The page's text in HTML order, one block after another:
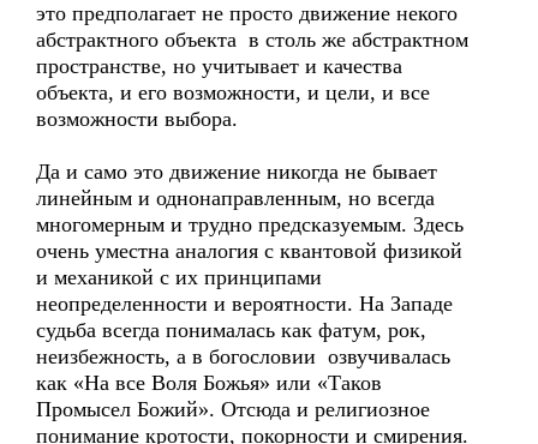
это предполагает не просто движение некого
абстрактного объекта в столь же абстрактном
пространстве, но учитывает и качества
объекта, и его возможности, и цели, и все
возможности выбора.
Да и само это движение никогда не бывает
линейным и однонаправленным, но всегда
многомерным и трудно предсказуемым. Здесь
очень уместна аналогия с квантовой физикой
и механикой с их принципами
неопределенности и вероятности. На Западе
судьба всегда понималась как фатум, рок,
неизбежность, а в богословии озвучивалась
как «На все Воля Божья» или «Таков
Промысел Божий». Отсюда и религиозное
понимание кротости, покорности и смирения.